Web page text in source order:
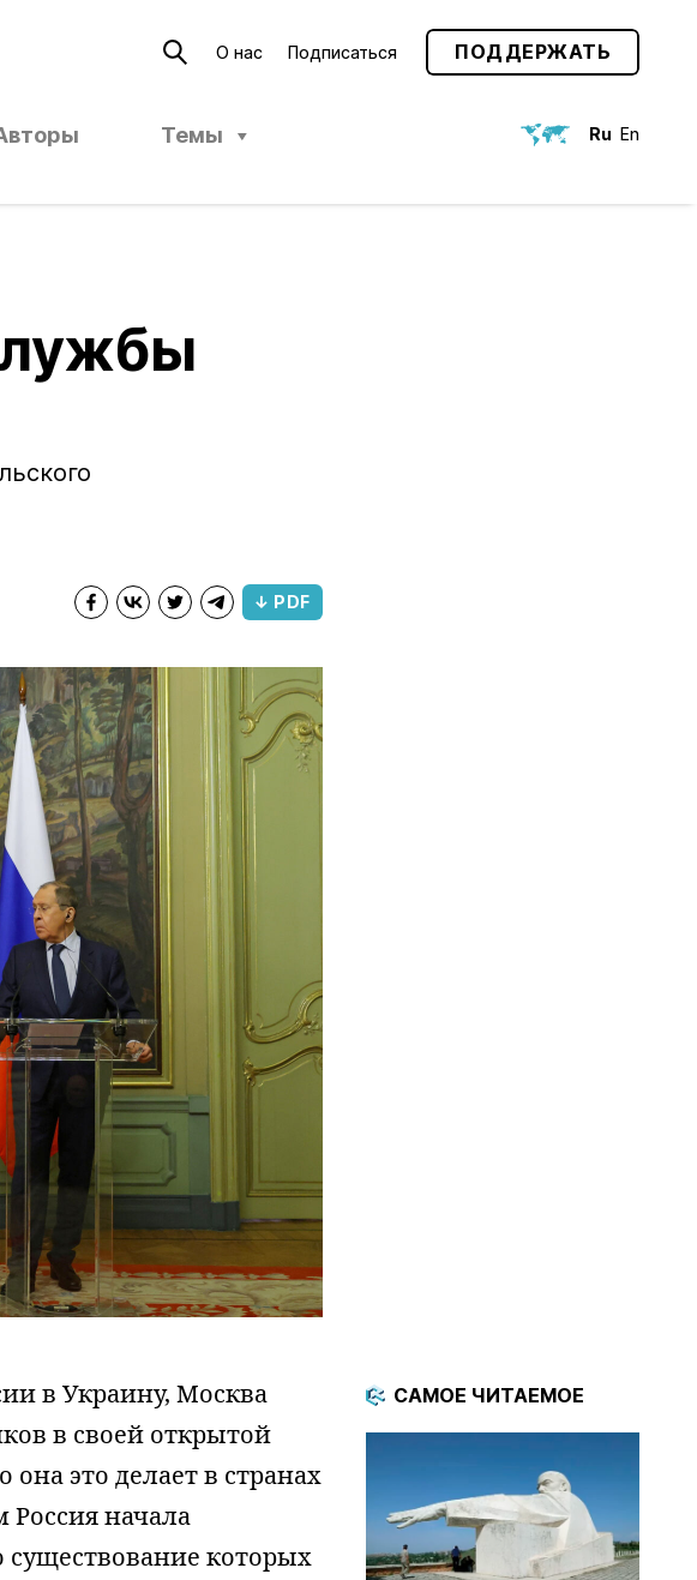
О нас Подписаться ПОДДЕРЖАТЬ
Темы Ru En
↓ PDF
в Украину, Москва
в своей открытой
это делает в странах
Россия начала
которых
САМОЕ ЧИТАЕМОЕ